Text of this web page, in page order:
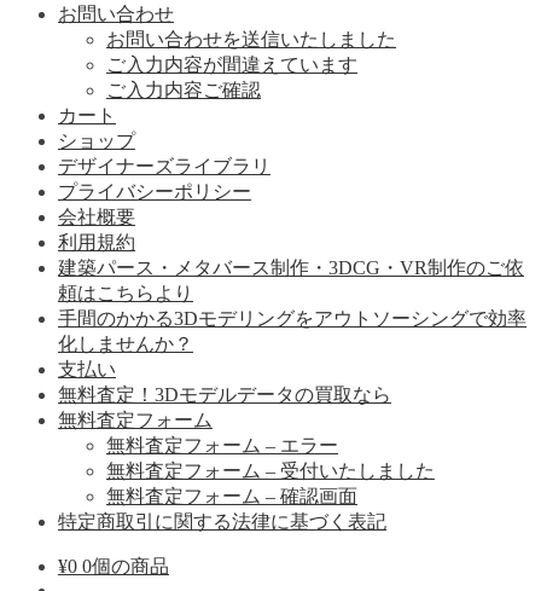
お問い合わせ
お問い合わせを送信いたしました
ご入力内容が間違えています
ご入力内容ご確認
カート
ショップ
デザイナーズライブラリ
プライバシーポリシー
会社概要
利用規約
建築パース・メタバース制作・3DCG・VR制作のご依
頼はこちらより
手間のかかる3Dモデリングをアウトソーシングで効率
化しませんか？
支払い
無料査定！3Dモデルデータの買取なら
無料査定フォーム
無料査定フォーム – エラー
無料査定フォーム – 受付いたしました
無料査定フォーム – 確認画面
特定商取引に関する法律に基づく表記
¥0 0個の商品